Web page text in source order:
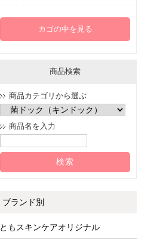
カゴの中を見る
商品検索
商品カテゴリから選ぶ
商品名を入力
ブランド別
ともスキンケアオリジナル